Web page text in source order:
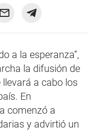
a la esperanza”,
la difusión de
a cabo los
En
comenzó a
y advirtió un